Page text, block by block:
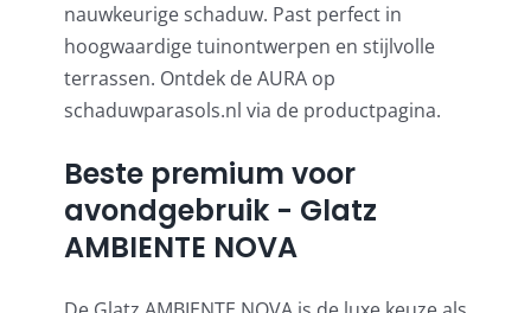
nauwkeurige schaduw. Past perfect in
hoogwaardige tuinontwerpen en stijlvolle
terrassen. Ontdek de AURA op
schaduwparasols.nl via de productpagina.
Beste premium voor
avondgebruik - Glatz
AMBIENTE NOVA